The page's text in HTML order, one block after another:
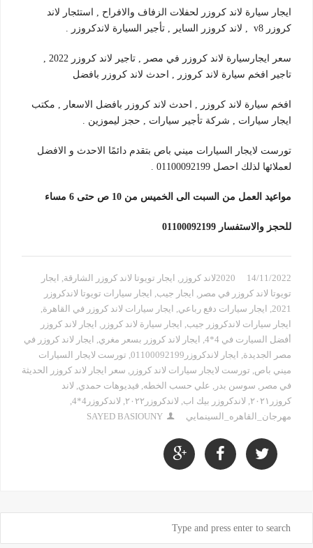
ايجار سيارة لاند كروزر لحفلات الزفاف والافراح , استئجار لاند
كروزر v8 , لاند كروزر الساير , تأجير السيارة لاندكروزر .
سعر ايجارسيارة لاند كروزر في مصر , تاجير لاند كروزر 2022 ,
تاجير افخم سيارة لاند كروزر , احدث لاند كروزر بافضل
افخم سيارة لاند كروزر , احدث لاند كروزر بافضل الاسعار , مكتب
ايجار سيارات , شركة تأجير سيارات , حجز ليموزين .
تورست لايجار السيارات ميني باص بتقدم دائمًا الاحدث و الافضل
لعملائها لذلك احصل 01100092199 .
مواعيد العمل من السبت الى الخميس من 10 ص حتى 6 مساء
للحجز والاستفسار 01100092199
14/11/2022 2020لاند كروزر , ايجار تويوتا لاند كروزر الشارقة, ايجار
تويوتا لاند كروزر في مصر , ايجار جيب, ايجار سيارات تويوتا لاندكروزر
2021
, ايجار سيارات دفع رباعي, ايجار سيارات لاند كروزر في القاهرة,
ايجار سيارات لاندكروزر جيب, ايجار سيارة لاند كروزر , ايجار لاند كروزر
أفضل السيارت في 4*4
, ايجار لاند كروزر بسعر مغري, ايجار لاند كروزر في
مصر الجديدة, ايجار لاندكروزر01100092199 , تورست لايجار السيارات
ميني باص, تورست لايجار سيارات لاند كروزر , سعر ايجار لاند كروزر الحديثة
في مصر , سوسن بدر , علي حسب الخطه, فيديوهات حمدي, لاند
كروزر٢٠٢١
, لاندكروزر بيك اب, لاندكروزر٢٠٢٢ , لاندكروزر4*4
,
مهرجان_القاهره_السينمايي
SAYED BASIOUNY